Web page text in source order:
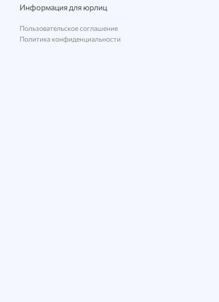
Информация для юрлиц
Пользовательское соглашение
Политика конфиденциальности